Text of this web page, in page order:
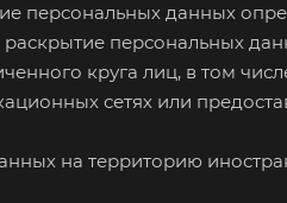
персональных данных
персональных
круга лиц, в том
сетях или
на территорию